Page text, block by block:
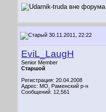
30.11.2011, 22:22
EviL_LaugH
Senior Member
Старшой
Регистрация: 20.04.2008
Адрес: МО, Раменский р-н
Сообщений: 12,561